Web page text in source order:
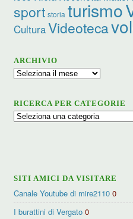
sport storia turismo
CulturaVideoteca
ARCHIVIO
Archivio
RICERCA PER CATEGORIE
Ricerca
SITI AMICI DA VISITARE
Canale Youtube di mire2110 0
I burattini di Vergato 0